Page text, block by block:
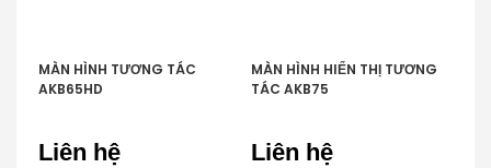
MÀN HÌNH TƯƠNG TÁC
AKB65HD
Liên hệ
MÀN HÌNH HIỂN THỊ TƯƠNG
TÁC AKB75
Liên hệ